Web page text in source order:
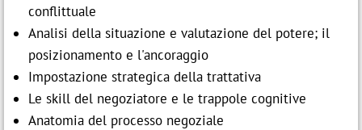
conflittuale
Analisi della situazione e valutazione del potere; il
posizionamento e l'ancoraggio
Impostazione strategica della trattativa
Le skill del negoziatore e le trappole cognitive
Anatomia del processo negoziale
contatti@festo.com

cell +39 335 103 8822